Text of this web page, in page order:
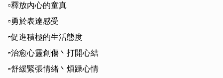
▫️釋放內心的童真
▫️勇於表達感受
▫️促進積極的生活態度
▫️治愈心靈創傷丶打開心結
▫️舒緩緊張情緒丶煩躁心情